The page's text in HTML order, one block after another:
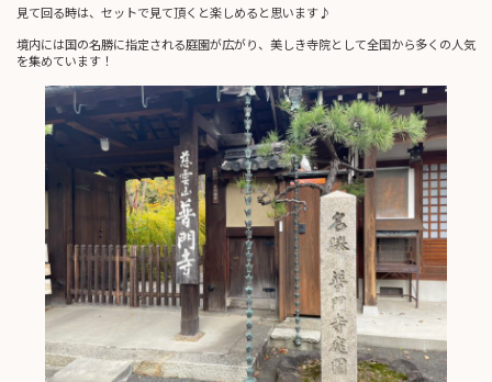
見て回る時は、セットで見て頂くと楽しめると思います♪
境内には国の名勝に指定される庭園が広がり、美しき寺院として全国から多くの人気
を集めています！